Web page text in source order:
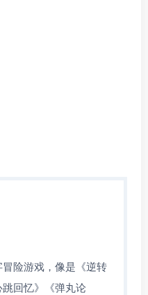
险游戏，像是《逆转
回忆》《弹丸论